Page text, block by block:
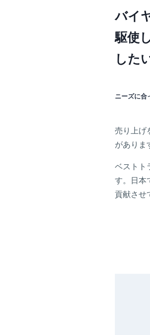
バイ
駆使
した
ニーズに合
売り上げ
がありま
ベストト
す。日本
貢献させ